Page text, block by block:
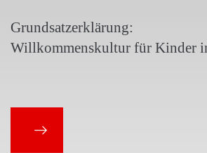
Grundsatzerklärung:
Willkommenskultur für Kinder